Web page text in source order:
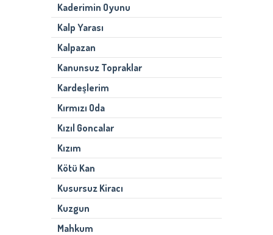
Kaderimin Oyunu
Kalp Yarası
Kalpazan
Kanunsuz Topraklar
Kardeşlerim
Kırmızı Oda
Kızıl Goncalar
Kızım
Kötü Kan
Kusursuz Kiracı
Kuzgun
Mahkum